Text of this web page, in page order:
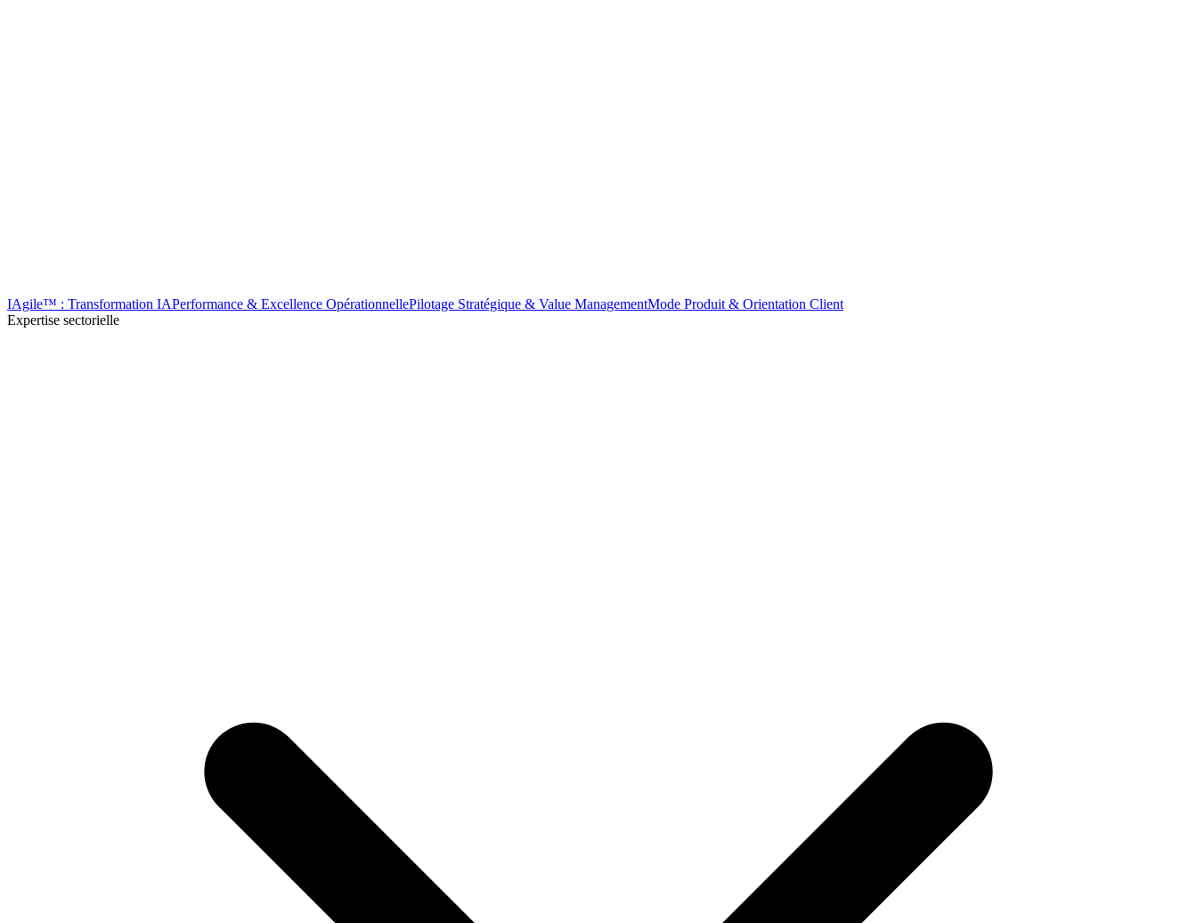
IAgile™ : Transformation IAPerformance & Excellence OpérationnellePilotage Stratégique & Value ManagementMode Produit & Orientation Client
Expertise sectorielle